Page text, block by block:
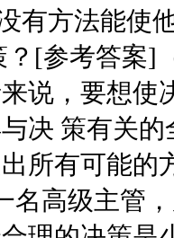
有方法能
[参考答案]
说，要想使
决 策有关
所有可能
名高级主管